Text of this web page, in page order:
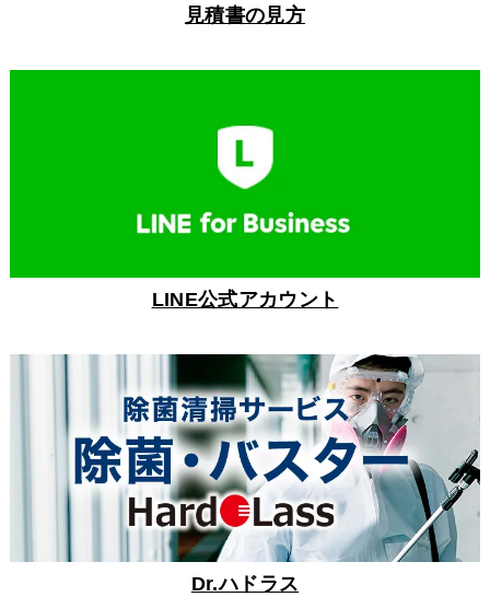
見積書の見方
LINE公式アカウント
Dr.ハドラス